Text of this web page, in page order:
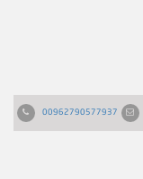
00962790577937